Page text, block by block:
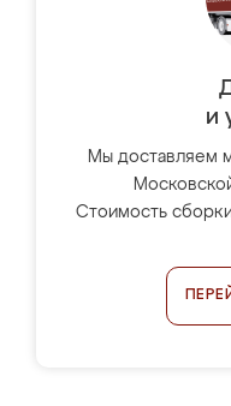
и
Мы доставляем
Стоимость